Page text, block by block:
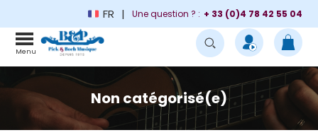
FR Une question ? : + 33 (0)4 78 42 55 04
Menu
Non catégorisé(e)